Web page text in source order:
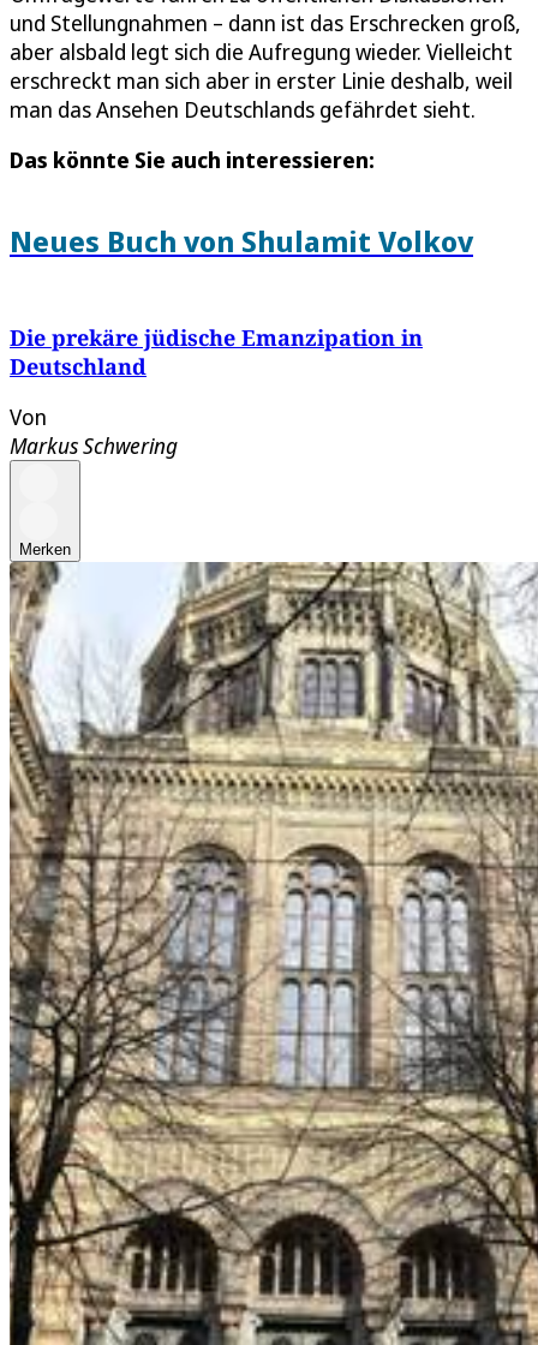
und Stellungnahmen – dann ist das Erschrecken groß,
aber alsbald legt sich die Aufregung wieder. Vielleicht
erschreckt man sich aber in erster Linie deshalb, weil
man das Ansehen Deutschlands gefährdet sieht.
Das könnte Sie auch interessieren:
Neues Buch von Shulamit Volkov
Die prekäre jüdische Emanzipation in
Deutschland
Von
Markus Schwering
Merken